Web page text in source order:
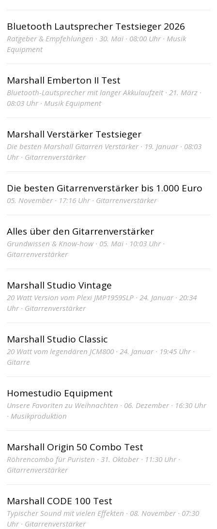
Bluetooth Lautsprecher Testsieger 2026
Ratgeber & Empfehlungen · 30. Mai · 08:00 Uhr · Musik
Equipment
Marshall Emberton II Test
Bluetooth-Lautsprecher mit langer Akkulaufzeit · 21. März ·
08:03 Uhr · Musik Equipment
Marshall Verstärker Testsieger
Die besten Marshall Gitarren Verstärker · 19. Januar · 08:03
Uhr · Gitarrenverstärker
Die besten Gitarrenverstärker bis 1.000 Euro
05. November · 17:16 Uhr · Gitarrenverstärker
Alles über den Gitarrenverstärker
Grundwissen & Know-how · 05. Mai · 10:03 Uhr ·
Gitarrenverstärker
Marshall Studio Vintage
20 Watt Version vom Plexi JMP1959SLP · 24. Januar · 20:34
Uhr · Gitarrenverstärker
Marshall Studio Classic
20 Watt vom legendären JCM800 · 24. Januar · 19:45 Uhr ·
Gitarre
Homestudio Equipment
Unsere Favoriten zu Weihnachten · 06. Dezember · 16:30 Uhr
· Musikproduktion
Marshall Origin 50 Combo Test
Röhrencombo für Puristen · 31. Oktober · 11:30 Uhr ·
Gitarrenverstärker
Marshall CODE 100 Test
Typischer Sound mit vielen Effekten · 08. November · 07:30
Uhr · Gitarrenverstärker